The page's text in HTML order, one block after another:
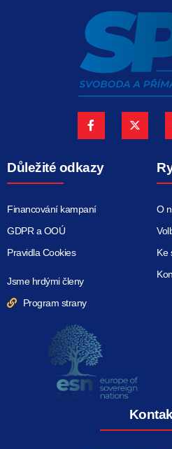
Důležité odkazy
Financování kampaní
GDPR a OOÚ
Pravidla Cookies
Jsme hrdými členy
Program strany
O
Ke